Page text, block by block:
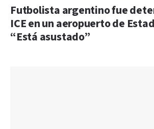
Futbolista argentino fue
ICE en un aeropuerto de
“Está asustado”